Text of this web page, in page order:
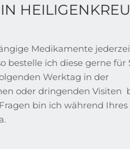
Medikamente
bestelle ich diese gerne für
Werktag in der
oder dringenden Visiten
bin ich während Ihres